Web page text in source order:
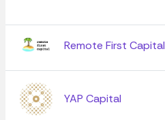
Remote First Capital
YAP Capital